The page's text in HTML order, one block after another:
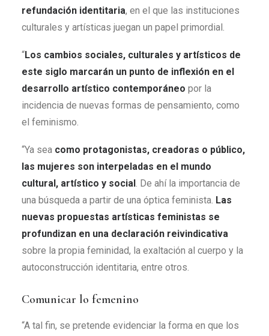
refundación identitaria, en el que las instituciones
culturales y artísticas juegan un papel primordial.
“Los cambios sociales, culturales y artísticos de
este siglo marcarán un punto de inflexión en el
desarrollo artístico contemporáneo por la
incidencia de nuevas formas de pensamiento, como
el feminismo.
“Ya sea como protagonistas, creadoras o público,
las mujeres son interpeladas en el mundo
cultural, artístico y social. De ahí la importancia de
una búsqueda a partir de una óptica feminista. Las
nuevas propuestas artísticas feministas se
profundizan en una declaración reivindicativa
sobre la propia feminidad, la exaltación al cuerpo y la
autoconstrucción identitaria, entre otros.
Comunicar lo femenino
“A tal fin, se pretende evidenciar la forma en que los